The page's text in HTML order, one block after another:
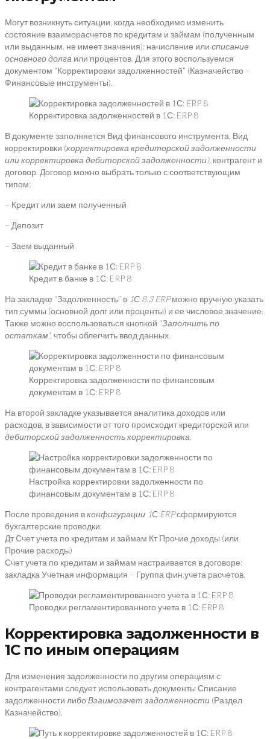
Могут возникнуть ситуации, когда необходимо изменить
состояние взаиморасчетов по кредитам и займам (полученным
или выданным, не имеет значения): начисление или списание
основногодолга или процентов. Для этого воспользуемся
документом “Корректировки задолженностей” (Казначейство –
Финансовые инструменты).
Корректировка задолженностей в 1С: ERP 8
В документе заполняется Вид финансового инструмента, Вид
корректировки (корректировка кредиторскойзадолженности
иликорректировка дебиторской задолженности), контрагент и
договор. Договор можно выбрать только с соответствующим
типом:
– Кредит или заем полученный
– Депозит
– Заем выданный
Кредит в банке в 1С: ERP 8
На закладке “Задолженность” в 1С 8.3 ERPможно вручную указать
тип суммы (основной долг или проценты) и ее числовое значение.
Также можно воспользоваться кнопкой “Заполнить по
остаткам“, чтобы облегчить ввод данных.
Корректировка задолженности по финансовым
документам в 1С: ERP 8
На второй закладке указывается аналитика доходов или
расходов, в зависимости от того происходит кредиторской или
дебиторскойзадолженность корректировка.
Настройка корректировки задолженности по
финансовым документам в 1С: ERP 8
После проведения вконфигурации 1С:ERPсформируются
бухгалтерские проводки:
Дт Счет учета по кредитам и займам Кт Прочие доходы (или
Прочие расходы)
Счет учета по кредитам и займам настраивается в договоре:
закладка Учетная информация – Группа фин.учета расчетов.
Проводки регламентированного учета в 1С: ERP 8
Корректировка задолженности в
1С по иным операциям
Для изменения задолженности по другим операциям с
контрагентами следует использовать документы Списание
задолженности либо Взаимозачет задолженности (Раздел
Казначейство).